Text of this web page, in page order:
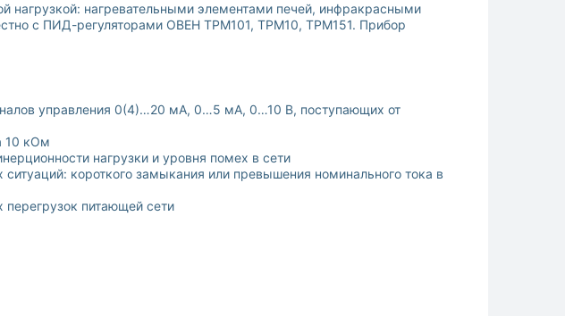
нагрузкой: нагревательными элементами печей, инфракрасными
с ПИД-регуляторами ОВЕН ТРМ101, ТРМ10, ТРМ151. Прибор
управления 0(4)…20 мА, 0…5 мА, 0…10 В, поступающих от
10 кОм
нагрузки и уровня помех в сети
короткого замыкания или превышения номинального тока в
питающей сети